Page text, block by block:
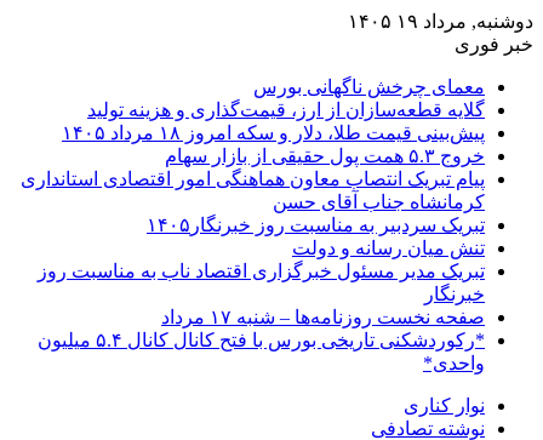
دوشنبه, مرداد ۱۹ ۱۴۰۵
خبر فوری
معمای چرخش ناگهانی بورس
گلایه قطعه‌سازان از ارز، قیمت‌گذاری و هزینه تولید
پیش‌بینی قیمت طلا، دلار و سکه امروز ۱۸ مرداد ۱۴۰۵
خروج ۵.۳ همت پول حقیقی از بازار سهام
پیام تبریک انتصاب معاون هماهنگی امور اقتصادی استانداری
کرمانشاه جناب آقای حسن
تبریک سردبیر به مناسبت روز خبرنگار۱۴۰۵
تنش میان رسانه و دولت
تبریک مدیر مسئول خبرگزاری اقتصاد ناب به مناسبت روز
خبرنگار
صفحه نخست روزنامه‌ها – شنبه ۱۷ مرداد
*رکوردشکنی تاریخی بورس با فتح کانال کانال ۵.۴ میلیون
واحدی*
نوار کناری
نوشته تصادفی